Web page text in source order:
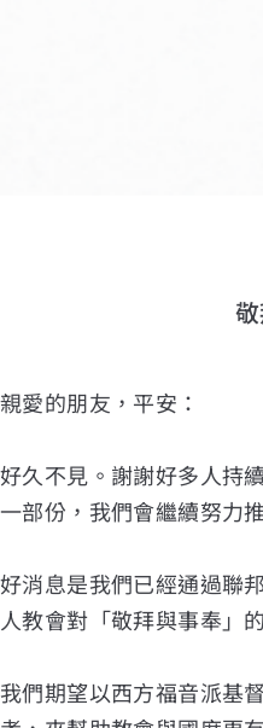
親愛的朋友，平安：
好久不見。謝謝好多人持
一部份，我們會繼續努力
好消息是我們已經通過聯
人教會對「敬拜與事奉」
我們期望以西方福音派基